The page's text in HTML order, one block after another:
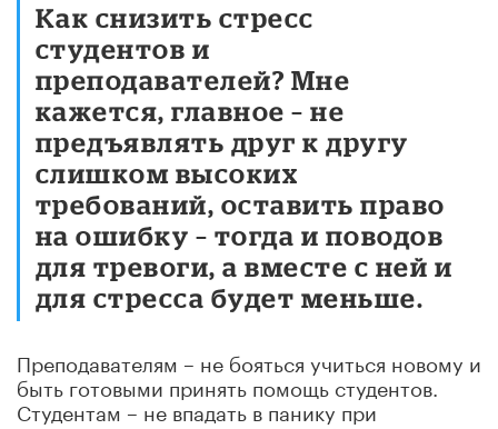
Как снизить стресс
студентов и
преподавателей? Мне
кажется, главное – не
предъявлять друг к другу
слишком высоких
требований, оставить право
на ошибку – тогда и поводов
для тревоги, а вместе с ней и
для стресса будет меньше.
Преподавателям – не бояться учиться новому и
быть готовыми принять помощь студентов.
Студентам – не впадать в панику при